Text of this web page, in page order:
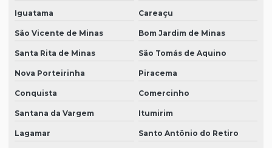
Iguatama Careaçu
São Vicente de Minas Bom Jardim de Minas
Santa Rita de Minas São Tomás de Aquino
Nova Porteirinha Piracema
Conquista Comercinho
Santana da Vargem Itumirim
Lagamar Santo Antônio do Retiro